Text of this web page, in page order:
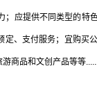
应提供不同类型的特
、支付服务；宜购买
商品和文创产品等等